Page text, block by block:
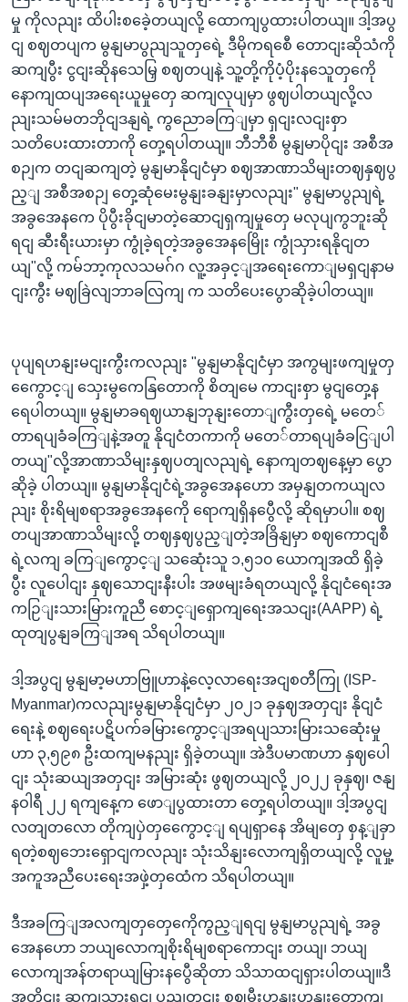
မှု ကိုလညျး ထိပါးစခေဲ့တယျလို့ ထောကျပွထားပါတယျ။ ဒါ့အပွ
ငျ စဈတပျက မွနျမာပွညျသူတှရေဲ့ ဒီမိုကရစေီ တောငျးဆိုသံကို
ဆကျပွီး ငွငျးဆိုနသေမြှ စဈတပျနဲ့ သူ့တို့ကိုပံ့ပိုးနသေူတှကေို
နောကျထပျအရေးယူမှုတှေ ဆကျလုပျမှာ ဖွဈပါတယျလို့လ
ညျးသမ်မတဘိုငျဒနျရဲ့ ကွညောခကြျမှာ ရှငျးလငျးစှာ
သတိပေးထားတာကို တှေ့ရပါတယျ။ ဘီဘီစီ မွနျမာပိုငျး အစီအ
စဉျက တငျဆကျတဲ့ မွနျမာနိုငျငံမှာ စဈအာဏာသိမျးတဈနှဈပွ
ည့ျ အစီအစဉျ တှေ့ဆုံမေးမွနျးခနျးမှာလညျး" မွနျမာပွညျရဲ့
အခွအေနကေ ပိုပွီးခိုငျမာတဲ့ဆောငျရှကျမှုတှေ မလုပျကွဘူးဆို
ရငျ ဆီးရီးယားမှာ ကွုံခဲ့ရတဲ့အခွအေနမြေိုး ကွုံသှားရနိုငျတ
ယျ"လို့ ကမ်ဘာ့ကုလသမဂ်ဂ လူ့အခှင့ျအရေးကောျမရှငျနာမ
ငျးကွီး မဈခြဲလျဘာခလြကျ က သတိပေးပွောဆိုခဲ့ပါတယျ။
ပုပျရဟနျးမငျးကွီးကလညျး "မွနျမာနိုငျငံမှာ အကွမျးဖကျမှုတှ
ကွေောင့ျ သှေးမွကေနြတောကို စိတျမေ ကာငျးစှာ မွငျတှေ့န
ရေပါတယျ။ မွနျမာခရဈယာနျဘုနျးတောျကွီးတှရေဲ့ မတေ်
တာရပျခံခကြျနဲ့အတူ နိုငျငံတကာကို မတေ်တာရပျခံခငြျပါ
တယျ"လို့အာဏာသိမျးနှဈပတျလညျရဲ့ နောကျတဈနေ့မှာ ပွော
ဆိုခဲ့ ပါတယျ။ မွနျမာနိုငျငံရဲ့အခွအေနဟော အမှနျတကယျလ
ညျး စိုးရိမျစရာအခွအေနကေို ရောကျရှိနပွေီလို့ ဆိုရမှာပါ။ စဈ
တပျအာဏာသိမျးလို့ တဈနှဈပွည့ျတဲ့အခြိနျမှာ စဈကောငျစီ
ရဲ့လကျ ခကြျကွောင့ျ သဆေုံးသူ ၁,၅၁၀ ယောကျအထိ ရှိခဲ့
ပွီး လူပေါငျး နှဈသောငျးနီးပါး အဖမျးခံရတယျလို့ နိုငျငံရေးအ
ကဉြျးသားမြားကူညီ စောင့ျရှောကျရေးအသငျး(AAPP) ရဲ့
ထုတျပွနျခကြျအရ သိရပါတယျ။
ဒါ့အပွငျ မွနျမာ့မဟာဗြူဟာနဲ့လေ့လာရေးအငျစတီကြု (ISP-
Myanmar)ကလညျးမွနျမာနိုငျငံမှာ ၂၀၂၁ ခုနှဈအတှငျး နိုငျငံ
ရေးနဲ့ စဈရေးပဋိပက်ခမြားကွောင့ျအရပျသားမြားသဆေုံးမှု
ဟာ ၃,၅၉၈ ဦးထကျမနညျး ရှိခဲ့တယျ။ အဲဒီပမာဏဟာ နှဈပေါ
ငျး သုံးဆယျအတှငျး အမြားဆုံး ဖွဈတယျလို့ ၂၀၂၂ ခုနှဈ၊ ဇနျ
နဝါရီ ၂၂ ရကျနေ့က ဖောျပွထားတာ တှေ့ရပါတယျ။ ဒါ့အပွငျ
လတျတလော တိုကျပှဲတှကွေောင့ျ ရပျရှာနေ အိမျတှေ စှန့ျခှာ
ရတဲ့စဈဘေးရှောငျကလညျး သုံးသိနျးလောကျရှိတယျလို့ လူမှု့
အကူအညီပေးရေးအဖှဲ့တှထေံက သိရပါတယျ။
ဒီအခကြျအလကျတှတှေကေိုကွည့ျရငျ မွနျမာပွညျရဲ့ အခွ
အေနဟော ဘယျလောကျစိုးရိမျစရာကောငျး တယျ၊ ဘယျ
လောကျအန်တရာယျမြားနပွေီဆိုတာ သိသာထငျရှားပါတယျ။ဒီ
အတိုငျး ဆကျသှားရငျ ပွညျတှငျး စဈမီးဟုနျးဟုနျးတောကျ